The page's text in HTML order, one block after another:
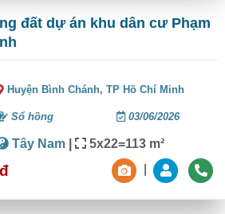
đất dự án khu dân cư Phạm
Huyện Bình Chánh,TP Hồ Chí Minh
Sổ hồng 03/06/2026
Tây Nam | 5x22=113 m²
đ